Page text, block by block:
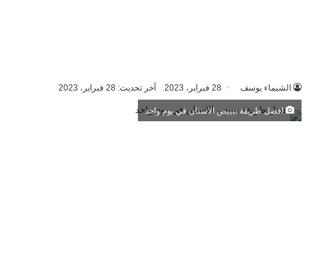
الشيماء يوسف 28 فبراير، 2023 آخر تحديث: 28 فبراير، 2023
افضل طريقة تبييض الاسنان في يوم واحد